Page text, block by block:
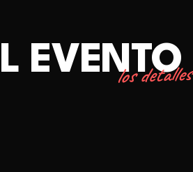
EVENTO
los detalles